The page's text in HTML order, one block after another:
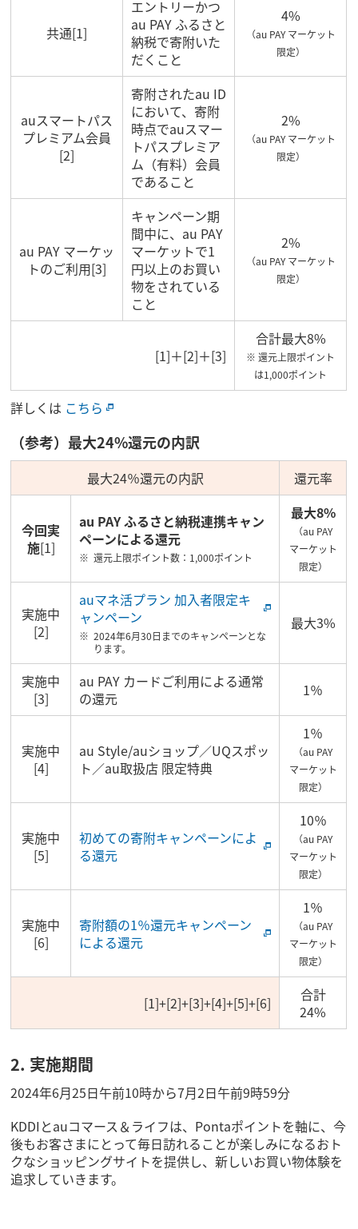
共通[1]
エントリーかつ
au PAY ふるさと
納税で寄附いた
だくこと
4%
（au PAY マーケット
限定）
auスマートパス
プレミアム会員
[2]
寄附されたau ID
において、寄附
時点でauスマー
トパスプレミア
ム（有料）会員
であること
2%
（au PAY マーケット
限定）
au PAY マーケッ
トのご利用[3]
キャンペーン期
間中に、au PAY
マーケットで1
円以上のお買い
物をされている
こと
2%
（au PAY マーケット
限定）
[1]＋[2]＋[3]
合計最大8%
※ 還元上限ポイント
は1,000ポイント
詳しくは こちら
（参考）最大24%還元の内訳
最大24％還元の内訳 還元率
今回実
施[1]
au PAY ふるさと納税連携キャン
ペーンによる還元
還元上限ポイント数：1,000ポイント
最大8%
（au PAY
マーケット
限定）
実施中
[2]
auマネ活プラン 加入者限定キ
ャンペーン
2024年6月30日までのキャンペーンとな
ります。
最大3%
実施中
[3]
au PAY カードご利用による通常
の還元
1％
実施中
[4]
au Style/auショップ／UQスポッ
ト／au取扱店 限定特典
1％
（au PAY
マーケット
限定）
実施中
[5]
初めての寄附キャンペーンによ
る還元
10％
（au PAY
マーケット
限定）
実施中
[6]
寄附額の1％還元キャンペーン
による還元
1％
（au PAY
マーケット
限定）
[1]+[2]+[3]+[4]+[5]+[6]
合計
24%
2. 実施期間
2024年6月25日午前10時から7月2日午前9時59分
KDDIとauコマース＆ライフは、Pontaポイントを軸に、今
後もお客さまにとって毎日訪れることが楽しみになるおト
クなショッピングサイトを提供し、新しいお買い物体験を
追求していきます。